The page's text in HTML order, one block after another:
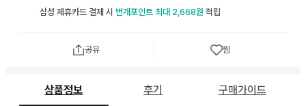
삼성 제휴카드 결제 시 번개포인트 최대 2,668원 적립
공유 찜
상품정보 후기 구매가이드